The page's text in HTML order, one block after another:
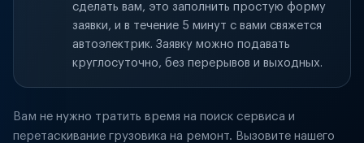
сделать вам, это заполнить простую форму
заявки, и в течение 5 минут с вами свяжется
автоэлектрик. Заявку можно подавать
круглосуточно, без перерывов и выходных.
Вам не нужно тратить время на поиск сервиса и
перетаскивание грузовика на ремонт. Вызовите нашего